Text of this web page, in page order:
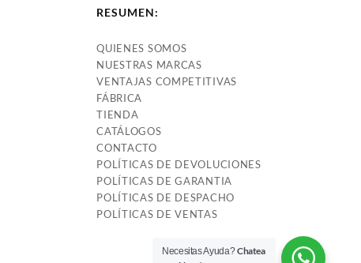
ADELANTE 6 PIEZAS (1799)
RESUMEN:
QUIENES SOMOS
NUESTRAS MARCAS
VENTAJAS COMPETITIVAS
FÁBRICA
TIENDA
CATÁLOGOS
CONTACTO
POLÍTICAS DE DEVOLUCIONES
POLÍTICAS DE GARANTIA
POLÍTICAS DE DESPACHO
POLÍTICAS DE VENTAS
Necesitas Ayuda?Chatea